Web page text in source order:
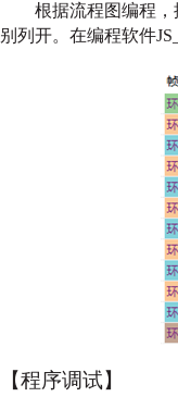
根据流程图编程，按
别列开。在编程软件
【程序调试】